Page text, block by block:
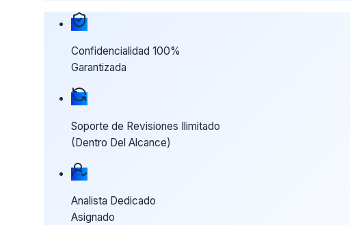
Nuestras garantías de compra
Confidencialidad 100%
Garantizada
Soporte de Revisiones Ilimitado
(Dentro Del Alcance)
Analista Dedicado
Asignado